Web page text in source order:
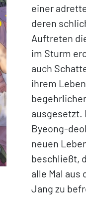
einer
deren
Auftreten
im Sturm
auch
ihrem
ausgesetzt.
Byeong-
neuen
beschließt,
alle Mal aus
Jang zu